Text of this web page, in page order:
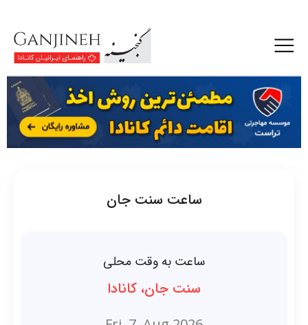
ساعت سنت جان
ساعت به وقت محلی
سنت جان، کانادا